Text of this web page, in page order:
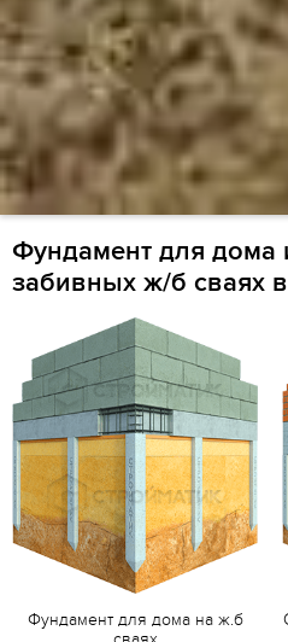
Фундамент для дома
забивных ж/б сваях
Фундамент для дома на ж.б